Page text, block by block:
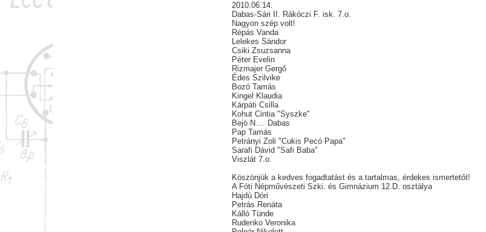
2010.06.14.
Dabas-Sári II. Rákóczi F. isk. 7.o.
Nagyon szép volt!
Répás Vanda
Lelekes Sándor
Csiki Zsuzsanna
Péter Evelin
Rizmajer Gergő
Édes Szilvike
Bozó Tamás
Kingel Klaudia
Kárpáti Csilla
Kohut Cintia "Syszke"
Bejó N.... Dabas
Pap Tamás
Petrányi Zoli "Cukis Pecó Papa"
Sarafi Dávid "Safi Baba"
Viszlát 7.o.
Köszönjük a kedves fogadtatást és a tartalmas, érdekes ismertetőt!
A Fóti Népművészeti Szki. és Gimnázium 12.D. osztálya
Hajdú Dóri
Petrás Renáta
Kálló Tünde
Rudenko Veronika